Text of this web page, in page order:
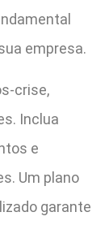
empresa.
crise,
Inclua
e
Um plano
garante